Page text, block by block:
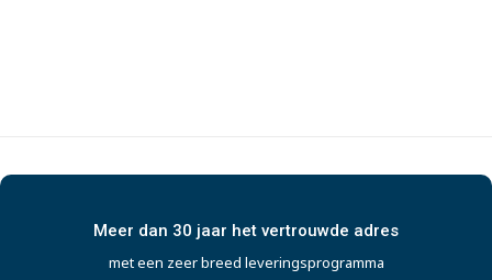
Meer dan 30 jaar het vertrouwde adres
met een zeer breed leveringsprogramma